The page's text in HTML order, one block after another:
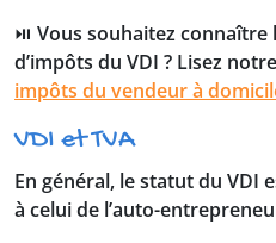
⏯️ Vous souhaitez connaître
d’impôts du VDI ? Lisez
impôts du vendeur à
VDI et TVA
En général, le statut du VDI
à celui de l’auto-